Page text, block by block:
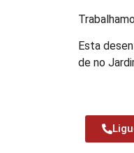
Esta
de no